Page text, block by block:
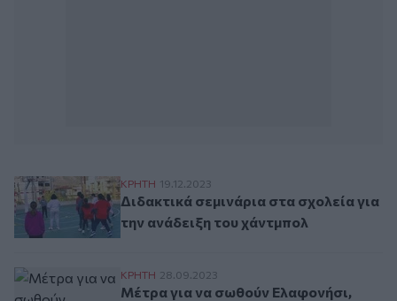
Διδακτικά σεμινάρια στα σχολεία για
ΚΡΗΤΗ 19.12.2023
Διδακτικά σεμινάρια στα σχολεία για
την ανάδειξη του χάντμπολ
Μέτρα για να σωθούν Ελαφονήσι,
ΚΡΗΤΗ 28.09.2023
Μέτρα για να σωθούν Ελαφονήσι,